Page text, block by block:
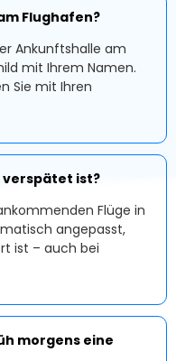
Flughafen?
Ankunftshalle am
mit Ihrem Namen.
Sie mit Ihren
verspätet ist?
Flüge in
angepasst,
ist – auch bei
morgens eine